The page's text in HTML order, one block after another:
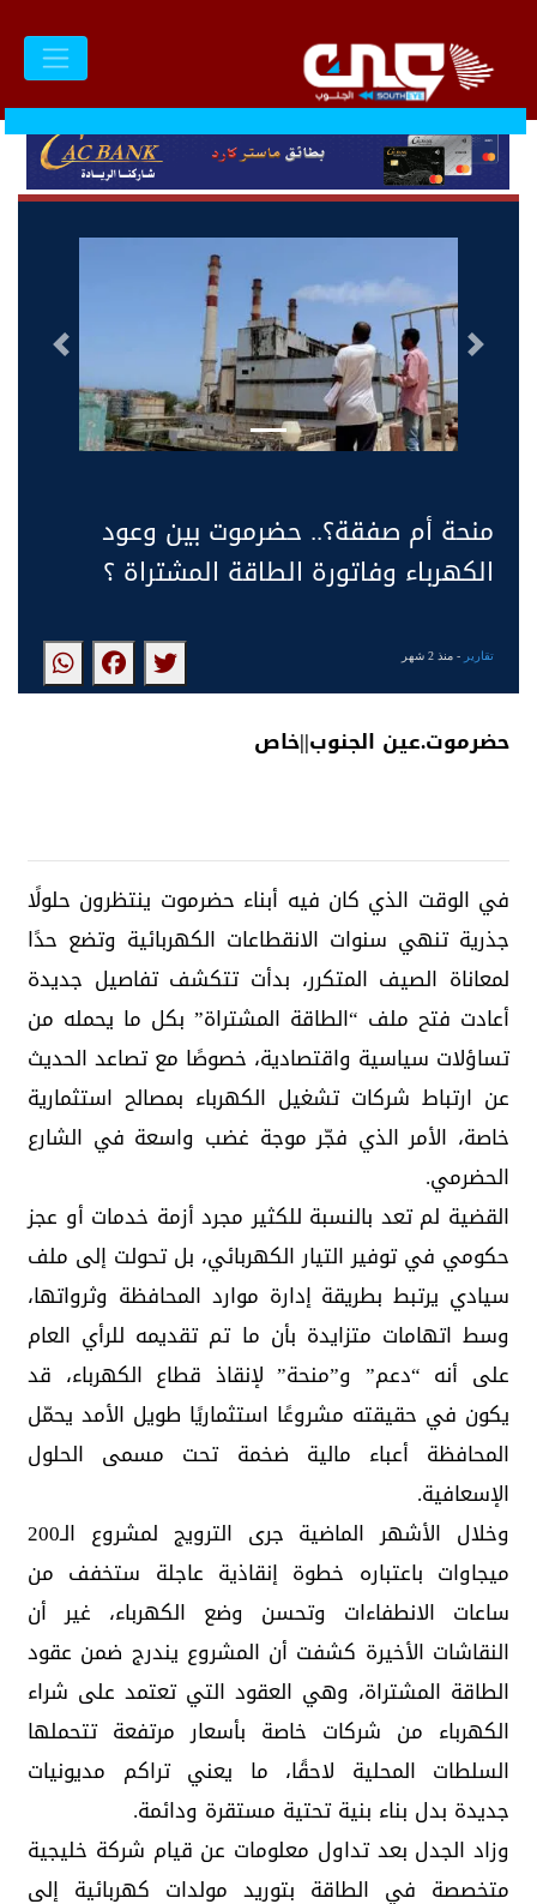
التالى السابق
منحة أم صفقة؟.. حضرموت بين وعود
الكهرباء وفاتورة الطاقة المشتراة ؟
تقارير - منذ 2 شهر
حضرموت.عين الجنوب||خاص
في الوقت الذي كان فيه أبناء حضرموت ينتظرون حلولًا
جذرية تنهي سنوات الانقطاعات الكهربائية وتضع حدًا
لمعاناة الصيف المتكرر، بدأت تتكشف تفاصيل جديدة
أعادت فتح ملف “الطاقة المشتراة” بكل ما يحمله من
تساؤلات سياسية واقتصادية، خصوصًا مع تصاعد الحديث
عن ارتباط شركات تشغيل الكهرباء بمصالح استثمارية
خاصة، الأمر الذي فجّر موجة غضب واسعة في الشارع
الحضرمي.
القضية لم تعد بالنسبة للكثير مجرد أزمة خدمات أو عجز
حكومي في توفير التيار الكهربائي، بل تحولت إلى ملف
سيادي يرتبط بطريقة إدارة موارد المحافظة وثرواتها،
وسط اتهامات متزايدة بأن ما تم تقديمه للرأي العام
على أنه “دعم” و”منحة” لإنقاذ قطاع الكهرباء، قد
يكون في حقيقته مشروعًا استثماريًا طويل الأمد يحمّل
المحافظة أعباء مالية ضخمة تحت مسمى الحلول
الإسعافية.
وخلال الأشهر الماضية جرى الترويج لمشروع الـ200
ميجاوات باعتباره خطوة إنقاذية عاجلة ستخفف من
ساعات الانطفاءات وتحسن وضع الكهرباء، غير أن
النقاشات الأخيرة كشفت أن المشروع يندرج ضمن عقود
الطاقة المشتراة، وهي العقود التي تعتمد على شراء
الكهرباء من شركات خاصة بأسعار مرتفعة تتحملها
السلطات المحلية لاحقًا، ما يعني تراكم مديونيات
جديدة بدل بناء بنية تحتية مستقرة ودائمة.
وزاد الجدل بعد تداول معلومات عن قيام شركة خليجية
متخصصة في الطاقة بتوريد مولدات كهربائية إلى